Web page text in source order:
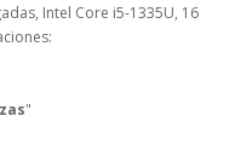
Intel Core i5-1335U, 16
"